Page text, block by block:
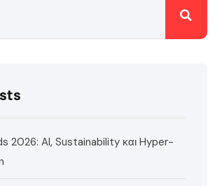
2026: AI, Sustainability και Hyper-